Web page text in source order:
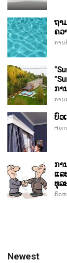
ຖາ
ຄວ
ກາ
ກາ
ການ
ບົວ
ກາ
ແລ
ທຸລ
ກົດ
Newest